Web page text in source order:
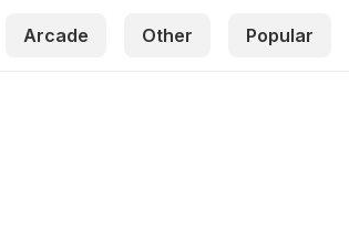
Arcade Other Popular